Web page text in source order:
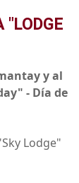
"LODGE
y al
- Día de
Lodge"